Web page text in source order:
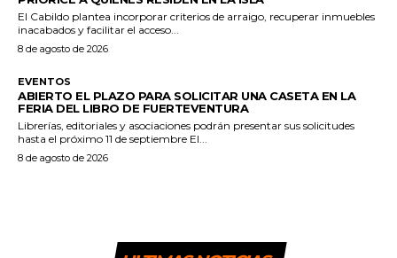
El Cabildo plantea incorporar criterios de arraigo, recuperar inmuebles
inacabados y facilitar el acceso...
8 de agosto de 2026
EVENTOS
ABIERTO EL PLAZO PARA SOLICITAR UNA CASETA EN LA
FERIA DEL LIBRO DE FUERTEVENTURA
Librerías, editoriales y asociaciones podrán presentar sus solicitudes
hasta el próximo 11 de septiembre El...
8 de agosto de 2026